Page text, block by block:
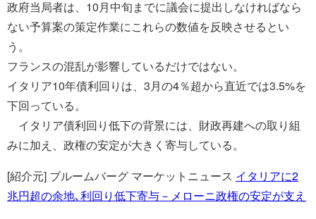
政府当局者は、10月中旬までに議会に提出しなければなら
ない予算案の策定作業にこれらの数値を反映させるとい
う。
フランスの混乱が影響しているだけではない。
イタリア10年債利回りは、3月の4％超から直近では3.5%を
下回っている。
イタリア債利回り低下の背景には、財政再建への取り組
みに加え、政権の安定が大きく寄与している。
[紹介元] ブルームバーグ マーケットニュース イタリアに2
兆円超の余地､利回り低下寄与－メローニ政権の安定が支え